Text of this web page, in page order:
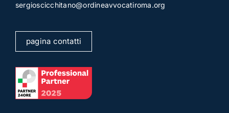
sergioscicchitano@ordineavvocatiroma.org
pagina contatti